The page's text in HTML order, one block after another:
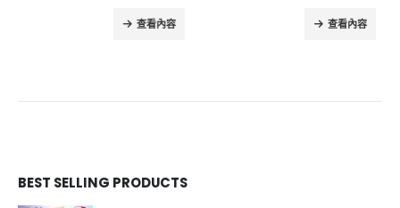
查看內容 查看內容
BEST SELLING PRODUCTS